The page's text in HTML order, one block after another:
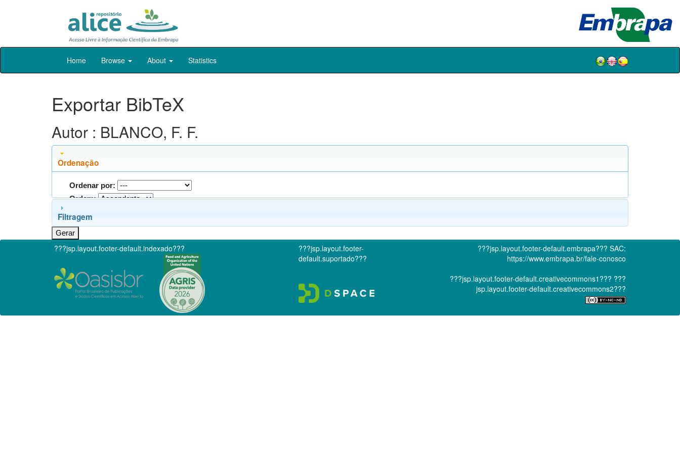
Skip
Home Browse About Statistics
Exportar BibTeX
Autor : BLANCO, F. F.
Ordenação
Ordenar por:
Ordem:
Filtragem
???jsp.layout.footer-default.indexado???
???jsp.layout.footer-
default.suportado???
???jsp.layout.footer-default.embrapa??? SAC:
https://www.embrapa.br/fale-conosco
???jsp.layout.footer-default.creativecommons1??? ???
jsp.layout.footer-default.creativecommons2???